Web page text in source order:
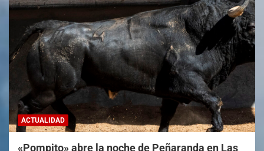
ACTUALIDAD
«Pompito» abre la noche de Peñaranda en Las